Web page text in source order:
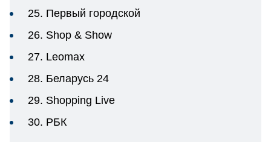
25. Первый городской
26. Shop & Show
27. Leomax
28. Беларусь 24
29. Shopping Live
30. РБК